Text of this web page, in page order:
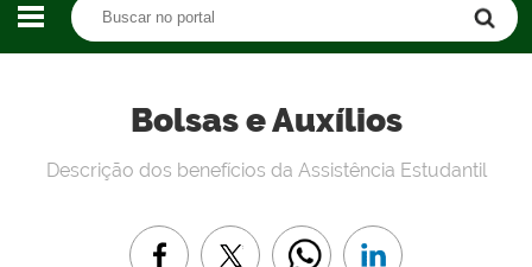
Bolsas e Auxílios
Descrição dos benefícios da Assistência Estudantil